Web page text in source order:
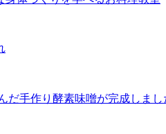
だ手作り酵素味噌が完成しま